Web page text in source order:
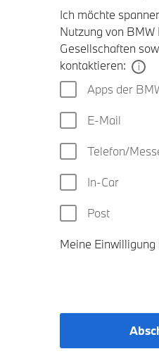
Ich möchte
Nutzung von
Gesellschaften
kontaktieren:
Apps der
E-Mail
Telefon/
In-Car
Post
Meine